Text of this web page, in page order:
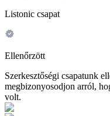
Listonic csapat
Ellenőrzött
Szerkesztőségi csapatunk
megbizonyosodjon arról,
volt.